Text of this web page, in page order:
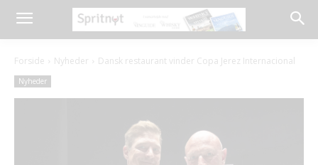
Forside Nyheder Dansk restaurant vinder Copa Jerez Internacional
Nyheder